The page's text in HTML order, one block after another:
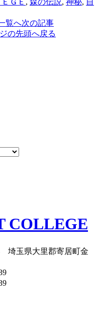
ＧＥ , 森の伝説, 神秘, 自
覧へ次の記事
の先頭へ戻る
COLLEGE
埼玉県大里郡寄居町金